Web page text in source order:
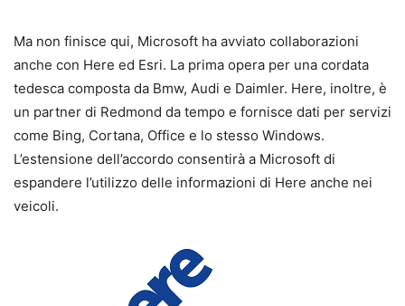
Ma non finisce qui, Microsoft ha avviato collaborazioni
anche con Here ed Esri. La prima opera per una cordata
tedesca composta da Bmw, Audi e Daimler. Here, inoltre, è
un partner di Redmond da tempo e fornisce dati per servizi
come Bing, Cortana, Office e lo stesso Windows.
L’estensione dell’accordo consentirà a Microsoft di
espandere l’utilizzo delle informazioni di Here anche nei
veicoli.